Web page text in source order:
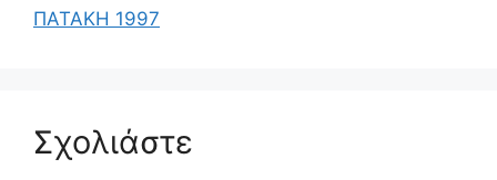
ΠΑΤΑΚΗ 1997
Σχολιάστε